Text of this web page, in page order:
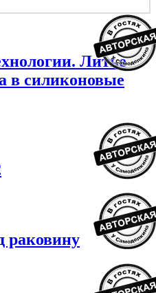
Литье
в силиконовые
раковину